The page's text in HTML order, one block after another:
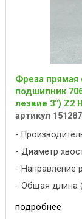
Фреза прямая
подшипник
лезвие 3°) Z2
артикул
Диаметр
Направление
Общая длина
подробнее